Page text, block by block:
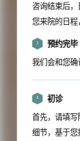
咨询结束后
您来院的日程
3 预约完毕
我们会和您确
4 初诊
首先，请填
细节，基于